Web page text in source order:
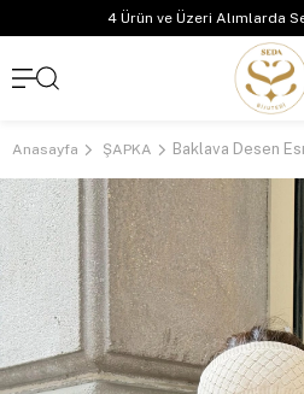
4 Ürün ve Üzeri Alımlarda
Anasayfa ŞAPKA Baklava Desen